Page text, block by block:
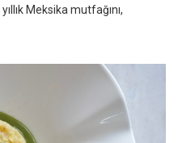
Meksika mutfağını,